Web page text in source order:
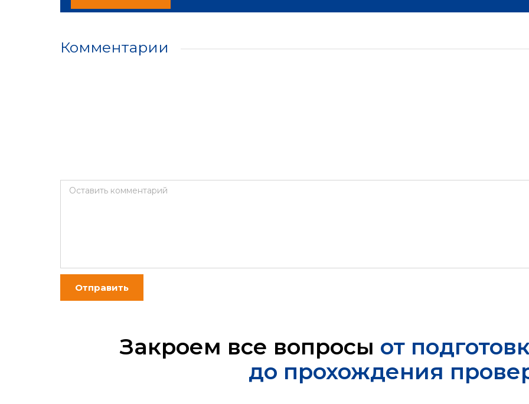
Комментарии
Оставить комментарий
Отправить
Закроем все вопросы от
до прохождения